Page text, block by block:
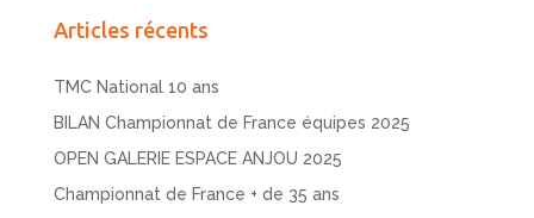
Articles récents
TMC National 10 ans
BILAN Championnat de France équipes 2025
OPEN GALERIE ESPACE ANJOU 2025
Championnat de France + de 35 ans